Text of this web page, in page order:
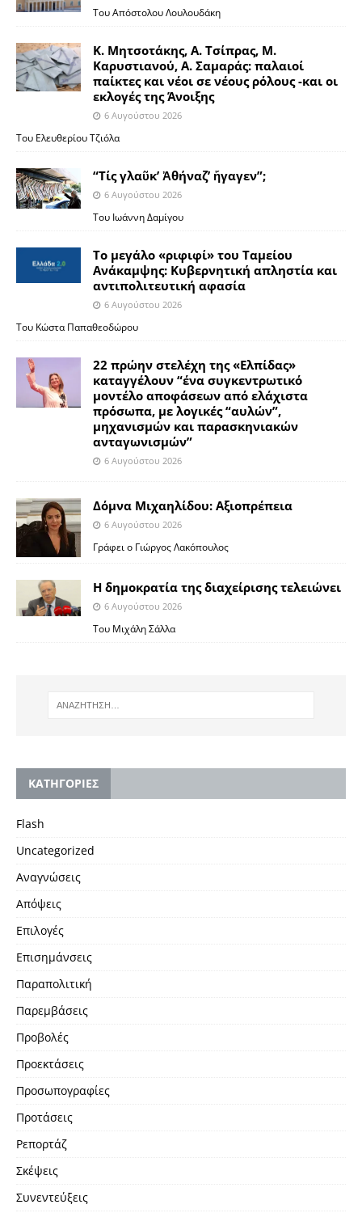
Του Απόστολου Λουλουδάκη
Κ. Μητσοτάκης, Α. Τσίπρας, Μ.
Καρυστιανού, Α. Σαμαράς: παλαιοί
παίκτες και νέοι σε νέους ρόλους -και οι
εκλογές της Άνοιξης
6 Αυγούστου 2026
Του Ελευθερίου Τζιόλα
“Τίς γλαῦκ’ Ἀθήναζ’ ἤγαγεν”;
6 Αυγούστου 2026
Του Ιωάννη Δαμίγου
Το μεγάλο «ριφιφί» του Ταμείου
Ανάκαμψης: Κυβερνητική απληστία και
αντιπολιτευτική αφασία
6 Αυγούστου 2026
Του Κώστα Παπαθεοδώρου
22 πρώην στελέχη της «Ελπίδας»
καταγγέλουν “ένα συγκεντρωτικό
μοντέλο αποφάσεων από ελάχιστα
πρόσωπα, με λογικές “αυλών”,
μηχανισμών και παρασκηνιακών
ανταγωνισμών”
6 Αυγούστου 2026
Δόμνα Μιχαηλίδου: Αξιοπρέπεια
6 Αυγούστου 2026
Γράφει ο Γιώργος Λακόπουλος
Η δημοκρατία της διαχείρισης τελειώνει
6 Αυγούστου 2026
Του Μιχάλη Σάλλα
KΑΤΗΓΟΡΙΕΣ
Flash
Uncategorized
Αναγνώσεις
Απόψεις
Επιλογές
Επισημάνσεις
Παραπολιτική
Παρεμβάσεις
Προβολές
Προεκτάσεις
Προσωπογραφίες
Προτάσεις
Ρεπορτάζ
Σκέψεις
Συνεντεύξεις